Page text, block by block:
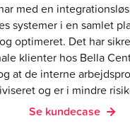
med en
systemer i en samlet
optimeret. Det har
klienter hos Bella
at de interne
og er i mindre
Se kundecase